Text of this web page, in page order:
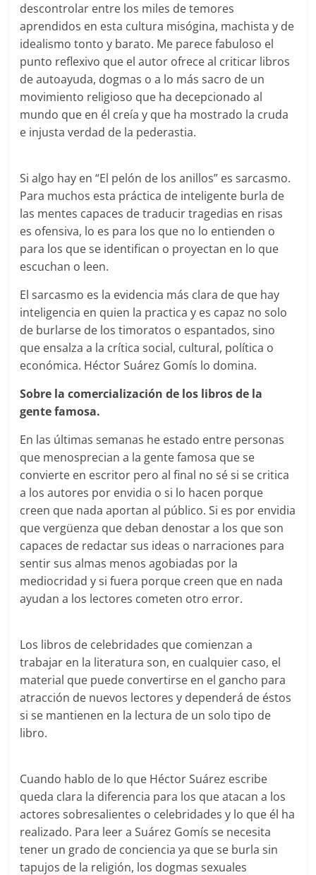
descontrolar entre los miles de temores
aprendidos en esta cultura misógina, machista y de
idealismo tonto y barato. Me parece fabuloso el
punto reflexivo que el autor ofrece al criticar libros
de autoayuda, dogmas o a lo más sacro de un
movimiento religioso que ha decepcionado al
mundo que en él creía y que ha mostrado la cruda
e injusta verdad de la pederastia.
Si algo hay en “El pelón de los anillos” es sarcasmo.
Para muchos esta práctica de inteligente burla de
las mentes capaces de traducir tragedias en risas
es ofensiva, lo es para los que no lo entienden o
para los que se identifican o proyectan en lo que
escuchan o leen.
El sarcasmo es la evidencia más clara de que hay
inteligencia en quien la practica y es capaz no solo
de burlarse de los timoratos o espantados, sino
que ensalza a la crítica social, cultural, política o
económica. Héctor Suárez Gomís lo domina.
Sobre la comercialización de los libros de la
gente famosa.
En las últimas semanas he estado entre personas
que menosprecian a la gente famosa que se
convierte en escritor pero al final no sé si se critica
a los autores por envidia o si lo hacen porque
creen que nada aportan al público. Si es por envidia
que vergüenza que deban denostar a los que son
capaces de redactar sus ideas o narraciones para
sentir sus almas menos agobiadas por la
mediocridad y si fuera porque creen que en nada
ayudan a los lectores cometen otro error.
Los libros de celebridades que comienzan a
trabajar en la literatura son, en cualquier caso, el
material que puede convertirse en el gancho para
atracción de nuevos lectores y dependerá de éstos
si se mantienen en la lectura de un solo tipo de
libro.
Cuando hablo de lo que Héctor Suárez escribe
queda clara la diferencia para los que atacan a los
actores sobresalientes o celebridades y lo que él ha
realizado. Para leer a Suárez Gomís se necesita
tener un grado de conciencia ya que se burla sin
tapujos de la religión, los dogmas sexuales